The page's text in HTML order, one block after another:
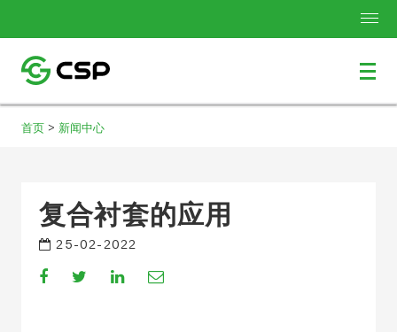
首页 > 新闻中心
复合衬套的应用
25-02-2022
CompartirCompartirCompartirCompartir